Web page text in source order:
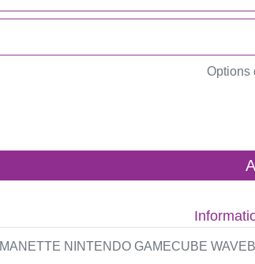
Options
MANETTE NINTENDO GAMECUBE